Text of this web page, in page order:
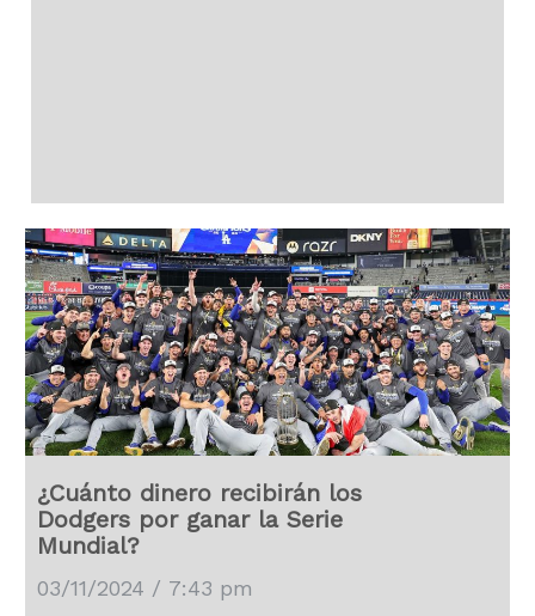
¿Cuánto dinero recibirán los
Dodgers por ganar la Serie
Mundial?
03/11/2024 / 7:43 pm